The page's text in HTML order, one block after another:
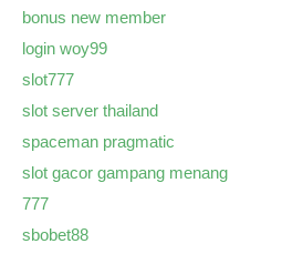
bonus new member
login woy99
slot777
slot server thailand
spaceman pragmatic
slot gacor gampang menang
777
sbobet88